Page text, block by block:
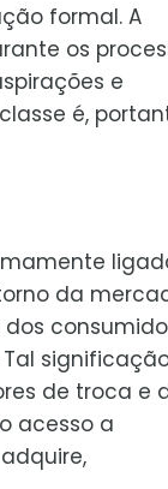
formal. A
os
e
é,
da
de troca e
acesso a